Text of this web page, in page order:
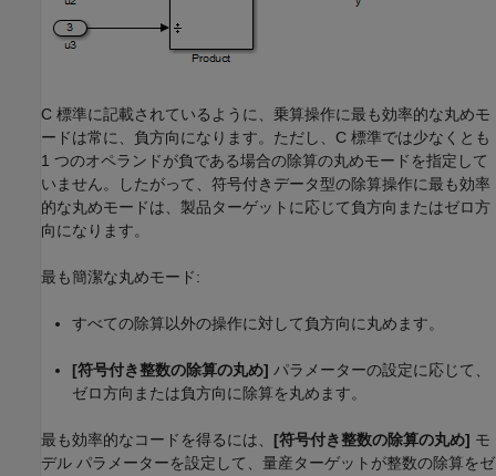
C 標準に記載されているように、乗算操作に最も効率的な丸めモ
ードは常に、負方向になります。ただし、C 標準では少なくとも
1 つのオペランドが負である場合の除算の丸めモードを指定して
いません。したがって、符号付きデータ型の除算操作に最も効率
的な丸めモードは、製品ターゲットに応じて負方向またはゼロ方
向になります。
最も簡潔な丸めモード:
すべての除算以外の操作に対して負方向に丸めます。
[符号付き整数の除算の丸め] パラメーターの設定に応じて、
ゼロ方向または負方向に除算を丸めます。
最も効率的なコードを得るには、 [符号付き整数の除算の丸め] モ
デル パラメーターを設定して、量産ターゲットが整数の除算をゼ